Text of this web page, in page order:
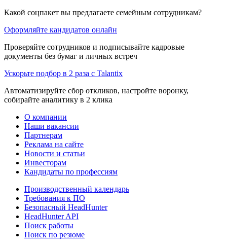
Какой соцпакет вы предлагаете семейным сотрудникам?
Оформляйте кандидатов онлайн
Проверяйте сотрудников и подписывайте кадровые
документы без бумаг и личных встреч
Ускорьте подбор в 2 раза с Talantix
Автоматизируйте сбор откликов, настройте воронку,
собирайте аналитику в 2 клика
О компании
Наши вакансии
Партнерам
Реклама на сайте
Новости и статьи
Инвесторам
Кандидаты по профессиям
Производственный календарь
Требования к ПО
Безопасный HeadHunter
HeadHunter API
Поиск работы
Поиск по резюме